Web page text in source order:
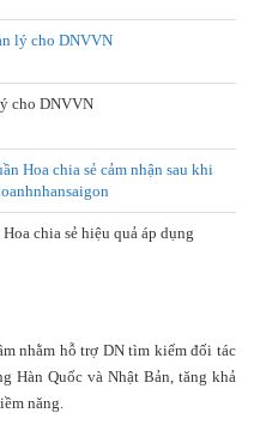
cho DNVVN
chia sẻ hiệu quả áp dụng
nhằm hỗ trợ DN tìm kiếm đối tác
Hàn Quốc và Nhật Bản, tăng khả
năng.